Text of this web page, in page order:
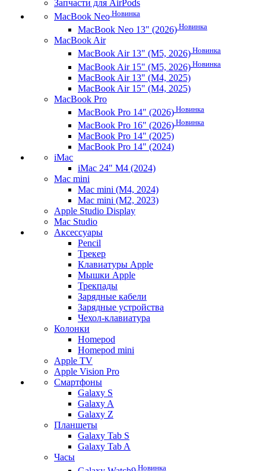
Запчасти для AirPods
MacBook Neo Новинка
MacBook Neo 13" (2026) Новинка
MacBook Air
MacBook Air 13" (M5, 2026) Новинка
MacBook Air 15" (M5, 2026) Новинка
MacBook Air 13" (M4, 2025)
MacBook Air 15" (M4, 2025)
MacBook Pro
MacBook Pro 14" (2026) Новинка
MacBook Pro 16" (2026) Новинка
MacBook Pro 14" (2025)
MacBook Pro 14" (2024)
iMac
iMac 24" M4 (2024)
Mac mini
Mac mini (M4, 2024)
Mac mini (M2, 2023)
Apple Studio Display
Mac Studio
Аксессуары
Pencil
Трекер
Клавиатуры Apple
Мышки Apple
Трекпады
Зарядные кабели
Зарядные устройства
Чехол-клавиатура
Колонки
Homepod
Homepod mini
Apple TV
Apple Vision Pro
Смартфоны
Galaxy S
Galaxy A
Galaxy Z
Планшеты
Galaxy Tab S
Galaxy Tab A
Часы
Новинка